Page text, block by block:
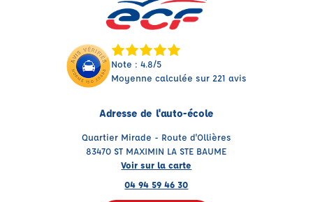
Note : 4.8/5
Moyenne calculée sur 221 avis
Adresse de l'auto-école
Quartier Mirade - Route d'Ollières
83470 ST MAXIMIN LA STE BAUME
Voir sur la carte
04 94 59 46 30